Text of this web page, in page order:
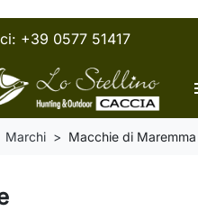
+39 0577 51417
Marchi Macchie di Maremma